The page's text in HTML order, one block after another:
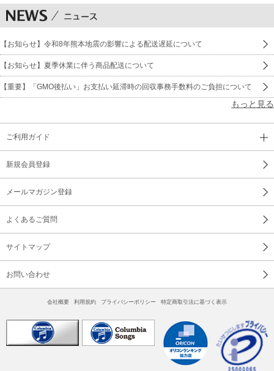
【お知らせ】令和8年熊本地震の影響による配送遅延について
【お知らせ】夏季休業に伴う商品配送について
【重要】「GMO後払い」お支払い延滞時の回収事務手数料のご負担について
もっと見る
ご利用ガイド
新規会員登録
メールマガジン登録
よくあるご質問
サイトマップ
お問い合わせ
会社概要 利用規約 プライバシーポリシー 特定商取引法に基づく表示